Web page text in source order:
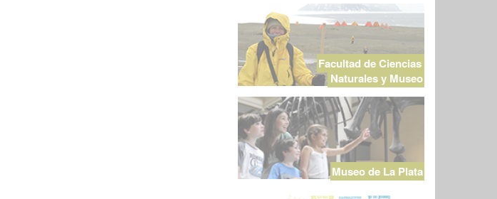
Facultad de Ciencias
Naturales y Museo
Museo de La Plata